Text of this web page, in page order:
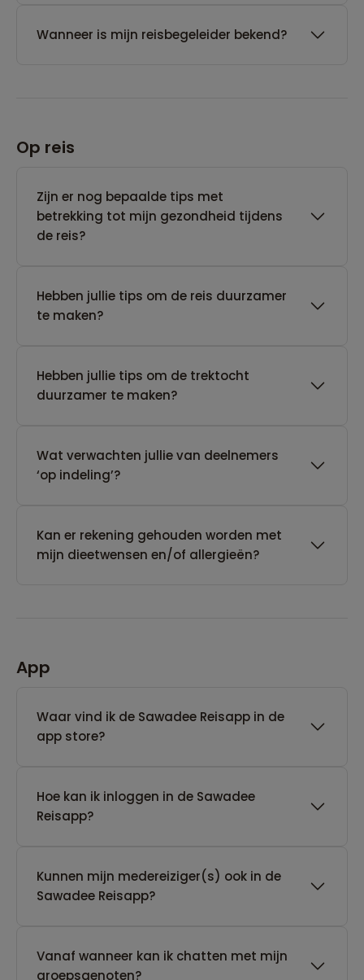
Wanneer is mijn reisbegeleider bekend?
Op reis
Zijn er nog bepaalde tips met
betrekking tot mijn gezondheid tijdens
de reis?
Hebben jullie tips om de reis duurzamer
te maken?
Hebben jullie tips om de trektocht
duurzamer te maken?
Wat verwachten jullie van deelnemers
‘op indeling’?
Kan er rekening gehouden worden met
mijn dieetwensen en/of allergieën?
App
Waar vind ik de Sawadee Reisapp in de
app store?
Hoe kan ik inloggen in de Sawadee
Reisapp?
Kunnen mijn medereiziger(s) ook in de
Sawadee Reisapp?
Vanaf wanneer kan ik chatten met mijn
groepsgenoten?